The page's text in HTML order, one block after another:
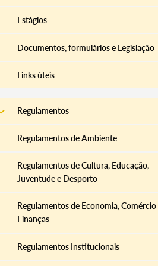
Termo de Pesquisa
Categorias gerais
Estágios
Documentos, formulários e Legislação
Links úteis
Regulamentos
Regulamentos de Ambiente
Regulamentos de Cultura, Educação,
Juventude e Desporto
Regulamentos de Economia, Comércio
Finanças
Regulamentos Institucionais